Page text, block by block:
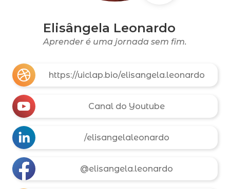
Elisângela Leonardo
Aprender é uma jornada sem fim.
https://uiclap.bio/elisangela.leonardo
Canal do Youtube
/elisangelaleonardo
@elisangela.leonardo